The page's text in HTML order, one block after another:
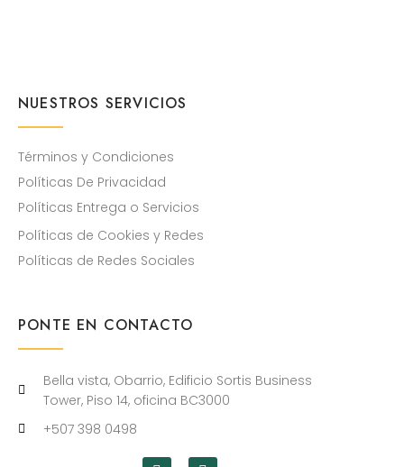
NUESTROS SERVICIOS
Términos y Condiciones
Políticas De Privacidad
Políticas Entrega o Servicios
Políticas de Cookies y Redes
Políticas de Redes Sociales
PONTE EN CONTACTO
Bella vista, Obarrio, Edificio Sortis Business
Tower, Piso 14, oficina BC3000
+507 398 0498
I
I